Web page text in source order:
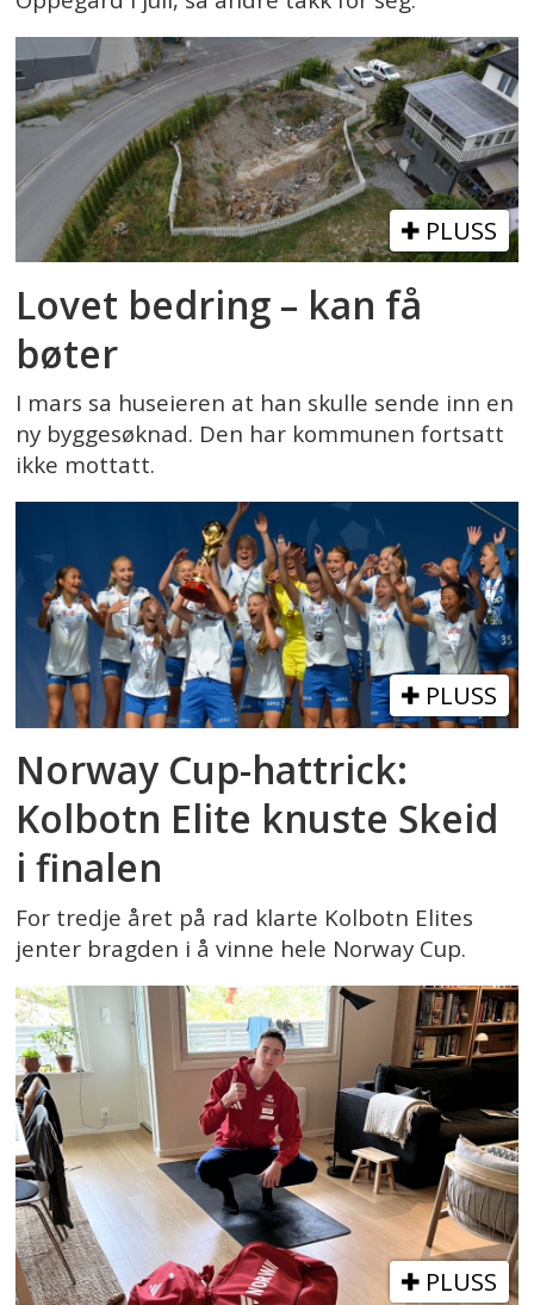
PLUSS
Lovet bedring – kan få
bøter
I mars sa huseieren at han skulle sende inn en
ny byggesøknad. Den har kommunen fortsatt
ikke mottatt.
PLUSS
Norway Cup-hattrick:
Kolbotn Elite knuste Skeid
i finalen
For tredje året på rad klarte Kolbotn Elites
jenter bragden i å vinne hele Norway Cup.
PLUSS